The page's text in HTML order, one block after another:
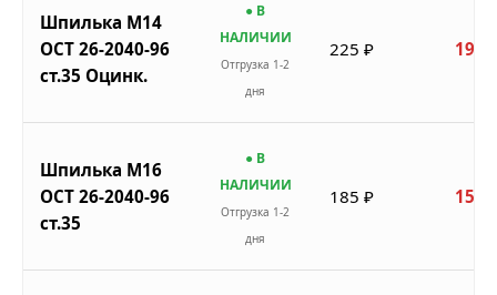
Шпилька М14
ОСТ 26-2040-96
ст.35 Оцинк.
● В
НАЛИЧИИ
Отгрузка 1-2
дня
225 ₽ 191
Шпилька М16
ОСТ 26-2040-96
ст.35
● В
НАЛИЧИИ
Отгрузка 1-2
дня
185 ₽ 157